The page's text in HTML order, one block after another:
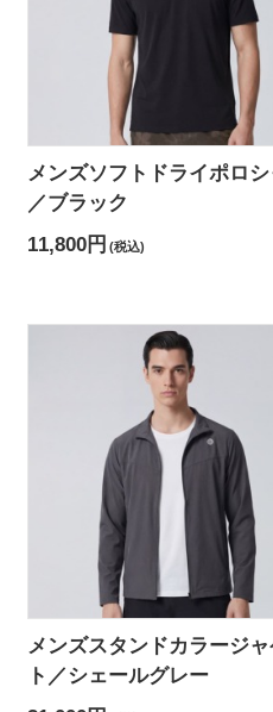
メンズソフトドライポロシ
／ブラック
11,800円 (税込)
メンズスタンドカラージャ
ト／シェールグレー